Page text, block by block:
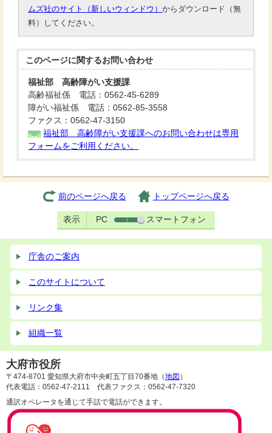
ムズ社のサイト（新しいウィンドウ）からダウンロード（無
料）してください。
このページに関するお問い合わせ
福祉部 高齢障がい支援課
高齢福祉係 電話：0562-45-6289
障がい福祉係 電話：0562-85-3558
ファクス：0562-47-3150
福祉部 高齢障がい支援課へのお問い合わせは専用
フォームをご利用ください。
前のページへ戻る トップページへ戻る
表示 PC スマートフォン
庁舎のご案内
このサイトについて
リンク集
組織一覧
大府市役所
〒474-8701 愛知県大府市中央町五丁目70番地（地図 ）
代表電話：0562-47-2111 代表ファクス：0562-47-7320
通訳オペレータを通じて手話で電話ができます。